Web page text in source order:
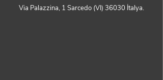
Via Palazzina, 1 Sarcedo (VI) 36030 İtalya.